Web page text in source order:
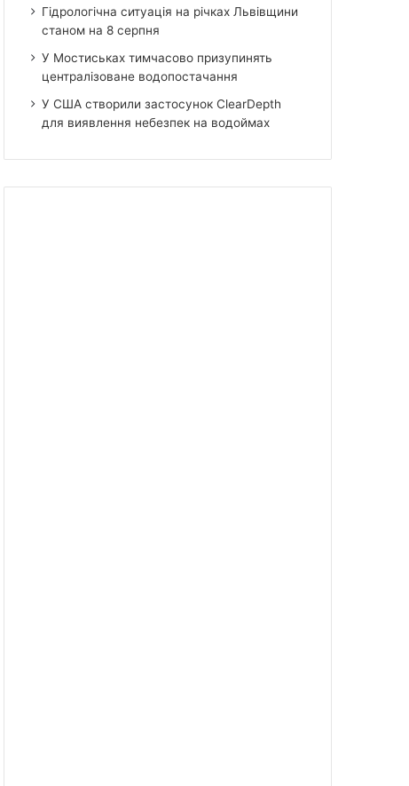
Гідрологічна ситуація на річках Львівщини
станом на 8 серпня
У Мостиськах тимчасово призупинять
централізоване водопостачання
У США створили застосунок ClearDepth
для виявлення небезпек на водоймах